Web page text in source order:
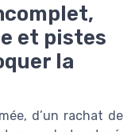
et pistes
la
d’un rachat de